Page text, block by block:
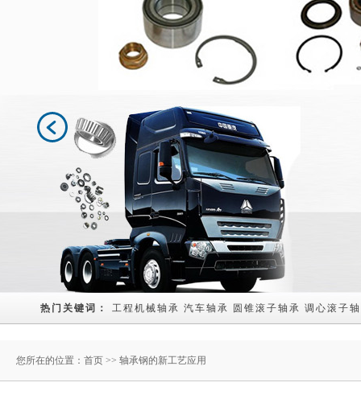
热门关键词： 工程机械轴承 汽车轴承 圆锥滚子轴承 调心滚子
您所在的位置： 首页 >> 轴承钢的新工艺应用